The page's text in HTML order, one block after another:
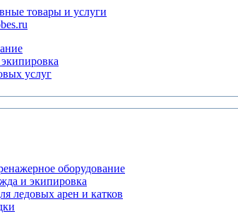
товары и услуги
услуг
оборудование
и экипировка
ледовых арен и катков